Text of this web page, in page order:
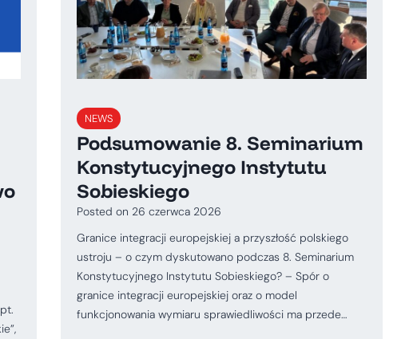
NEWS
Podsumowanie 8. Seminarium
Konstytucyjnego Instytutu
Sobieskiego
Posted on 26 czerwca 2026
Granice integracji europejskiej a przyszłość polskiego
ustroju – o czym dyskutowano podczas 8. Seminarium
Konstytucyjnego Instytutu Sobieskiego? – Spór o
granice integracji europejskiej oraz o model
funkcjonowania wymiaru sprawiedliwości ma przede…